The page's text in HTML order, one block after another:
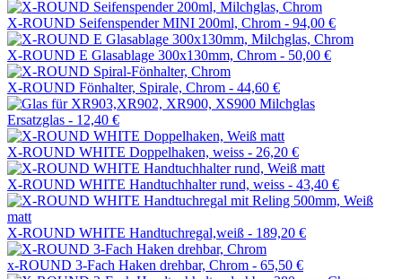
X-ROUND Seifenspender MINI 200ml, Chrom - 94,00 €
X-ROUND E Glasablage 300x130mm, Chrom - 50,00 €
X-ROUND Fönhalter, Spirale, Chrom - 44,60 €
Ersatzglas - 12,40 €
X-ROUND WHITE Doppelhaken, weiss - 26,20 €
X-ROUND WHITE Handtuchhalter rund, weiss - 43,40 €
X-ROUND WHITE Handtuchregal,weiß - 189,20 €
x-ROUND 3-Fach Haken drehbar, Chrom - 65,50 €